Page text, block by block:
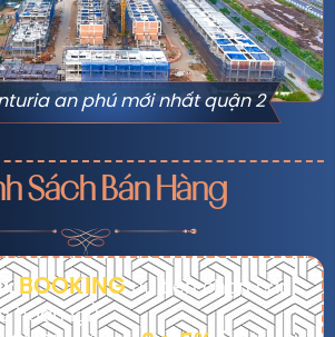
an phú mới nhất quận 2
Sách Bán Hàng
BOOKINGưu tiên chọn căn
hoàn lại)